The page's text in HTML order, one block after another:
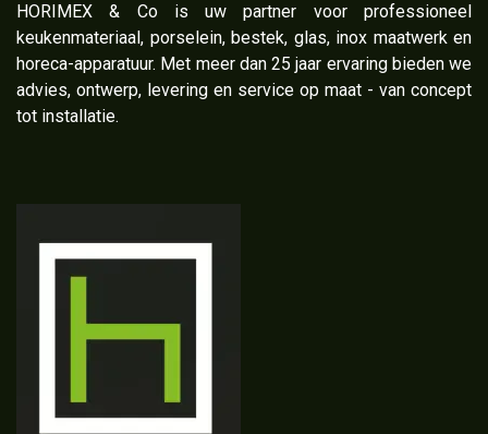
​HORIMEX & Co is uw partner voor professioneel
keukenmateriaal, porselein, bestek, glas, inox maatwerk en
horeca-apparatuur. Met meer dan 25 jaar ervaring bieden we
advies, ontwerp, levering en service op maat - van concept
tot installatie.